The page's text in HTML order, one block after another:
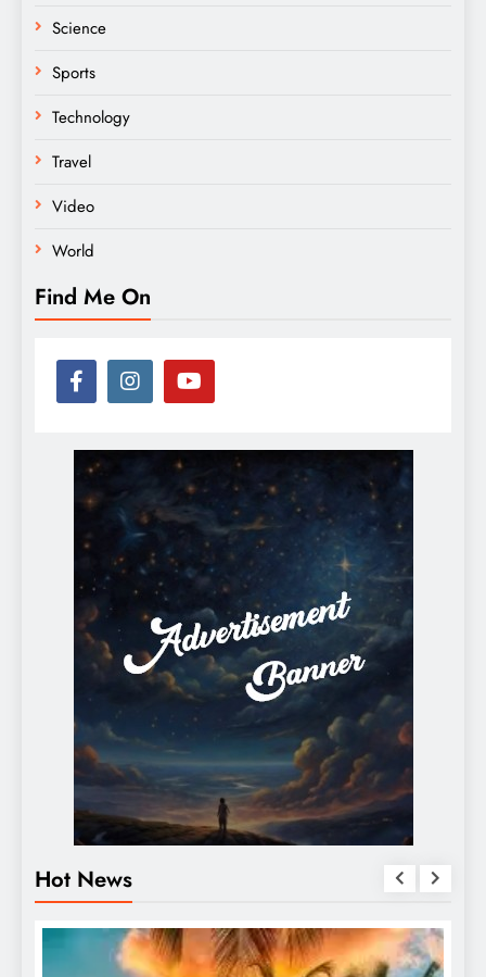
Science
Sports
Technology
Travel
Video
World
Find Me On
Hot News